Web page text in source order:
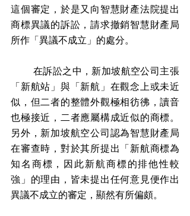
這個審定，於是又向智慧財產法院提出
商標異議的訴訟，請求撤銷智慧財產局
所作「異議不成立」的處分。
「新航站」與「新航」在觀念上或未近
似，但二者的整體外觀極相彷彿，讀音
也極接近，二者應屬構成近似的商標。
另外，新加坡航空公司認為智慧財產局
在審查時，對於其所提出「新航商標為
知名商標，因此新航商標的排他性較
強」的理由，皆未提出任何意見便作出
異議不成立的審定，顯然有所偏頗。